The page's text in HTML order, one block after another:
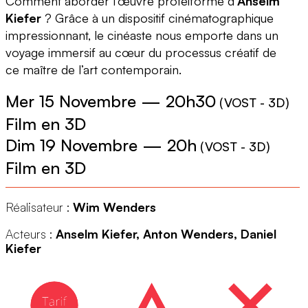
Kiefer ? Grâce à un dispositif cinématographique
impressionnant, le cinéaste nous emporte dans un
voyage immersif au cœur du processus créatif de
ce maître de l’art contemporain.
Mer 15 Novembre — 20h30 (VOST - 3D)
Film en 3D
Dim 19 Novembre — 20h (VOST - 3D)
Film en 3D
Réalisateur : Wim Wenders
Acteurs : Anselm Kiefer, Anton Wenders, Daniel
Kiefer